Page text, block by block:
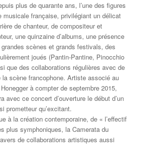
plus de quarante ans, l’une des figures
musicale française, privilégiant un délicat
de chanteur, de compositeur et
une quinzaine d’albums, une présence
scènes et grands festivals, des
joués (Pantin-Pantine, Pinocchio
que des collaborations régulières avec de
scène francophone. Artiste associé au
à compter de septembre 2015,
avec ce concert d’ouverture le début d’un
prometteur qu’excitant.
à la création contemporaine, de « l’effectif
plus symphoniques, la Camerata du
de collaborations artistiques aussi